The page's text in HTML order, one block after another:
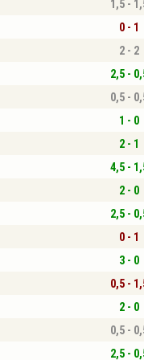
1,5 -
0 - 1
2 - 2
2,5 -
0,5 -
1 - 0
2 - 1
4,5 -
2 - 0
2,5 -
0 - 1
3 - 0
0,5 -
2 - 0
0,5 -
2,5 -